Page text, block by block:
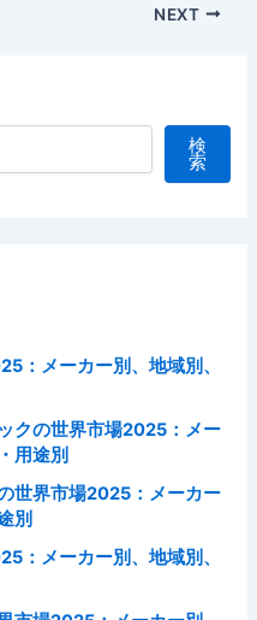
NEXT
検
索
：メーカー別、地域別、
クの世界市場2025：メー
用途別
世界市場2025：メーカー
別
：メーカー別、地域別、